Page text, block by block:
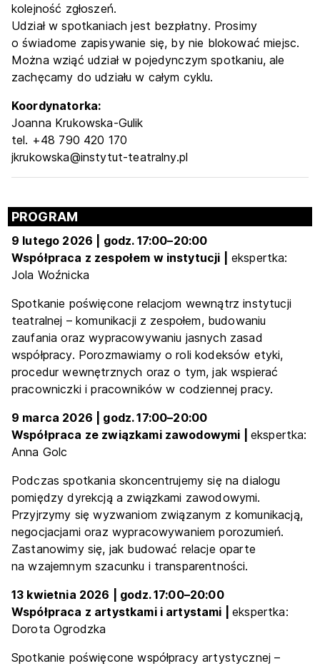
kolejność zgłoszeń.
Udział w spotkaniach jest bezpłatny. Prosimy
o świadome zapisywanie się, by nie blokować miejsc.
Można wziąć udział w pojedynczym spotkaniu, ale
zachęcamy do udziału w całym cyklu.
Koordynatorka:
Joanna Krukowska-Gulik
tel. +48 790 420 170
jkrukowska@instytut-teatralny.pl
PROGRAM
9 lutego 2026 | godz. 17:00–20:00
Współpraca z zespołem w instytucji |
ekspertka:
Jola Woźnicka
Spotkanie poświęcone relacjom wewnątrz instytucji
teatralnej – komunikacji z zespołem, budowaniu
zaufania oraz wypracowywaniu jasnych zasad
współpracy. Porozmawiamy o roli kodeksów etyki,
procedur wewnętrznych oraz o tym, jak wspierać
pracowniczki i pracowników w codziennej pracy.
9 marca 2026 | godz. 17:00–20:00
Współpraca ze związkami zawodowymi | ekspertka:
Anna Golc
Podczas spotkania skoncentrujemy się na dialogu
pomiędzy dyrekcją a związkami zawodowymi.
Przyjrzymy się wyzwaniom związanym z komunikacją,
negocjacjami oraz wypracowywaniem porozumień.
Zastanowimy się, jak budować relacje oparte
na wzajemnym szacunku i transparentności.
13 kwietnia 2026 | godz. 17:00–20:00
Współpraca z artystkami i artystami |ekspertka:
Dorota Ogrodzka
Spotkanie poświęcone współpracy artystycznej –